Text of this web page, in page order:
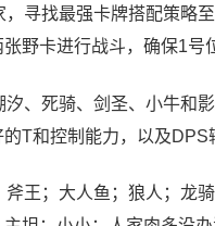
寻找最强卡牌搭配策略
野卡进行战斗，确保1号
、死骑、剑圣、小牛和
T和控制能力，以及DPS
王；大人鱼；狼人；龙